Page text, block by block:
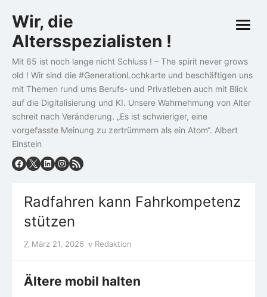
to
content
Wir, die
Altersspezialisten !
Mit 65 ist noch lange nicht Schluss ! – The spirit never grows
old ! Wir sind die #GenerationLochkarte und beschäftigen uns
mit Themen rund ums Berufs- und Privatleben auch mit Blick
auf die Digitalisierung und KI. Unsere Wahrnehmung von Alter
schreit nach Veränderung. „Es ist schwieriger, eine
vorgefasste Meinung zu zertrümmern als ein Atom“. Albert
Einstein
open
Radfahren kann Fahrkompetenz
stützen
Posted
März 21, 2026 Author
Redaktion
Ältere mobil halten